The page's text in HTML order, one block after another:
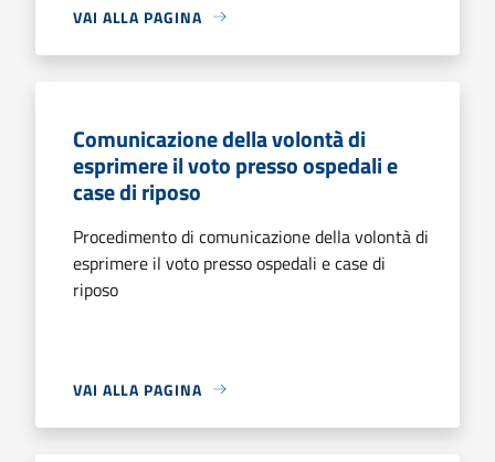
VAI ALLA PAGINA
Comunicazione della volontà di
esprimere il voto presso ospedali e
case di riposo
Procedimento di comunicazione della volontà di
esprimere il voto presso ospedali e case di
riposo
VAI ALLA PAGINA